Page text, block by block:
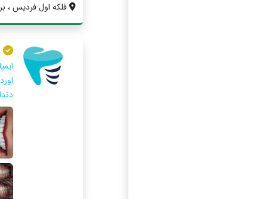
فلکه اول فردیس ،